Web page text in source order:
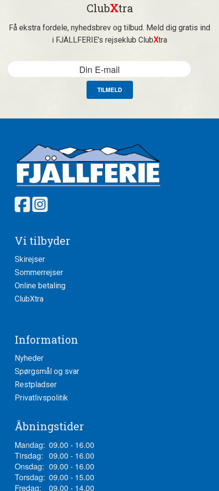
ClubXtra
Få ekstra fordele, nyhedsbrev og tilbud. Meld dig gratis ind
i FJÄLLFERIE's rejseklub ClubXtra
TILMELD
Vi tilbyder
Skirejser
Sommerrejser
Online betaling
ClubXtra
Information
Nyheder
Spørgsmål og svar
Restpladser
Privatlivspolitik
Åbningstider
Mandag: 09.00 - 16.00
Tirsdag: 09.00 - 16.00
Onsdag: 09.00 - 16.00
Torsdag: 09.00 - 15.00
Fredag:
09.00 - 14.00